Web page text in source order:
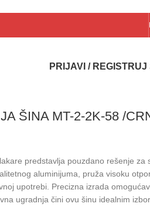
PRIJAVI / REGISTRUJ
ŠINA MT-2-2K-58 /
predstavlja pouzdano rešenje za
aluminijuma, pruža visoku
upotrebi. Precizna izrada
ugradnja čini ovu šinu idealnim